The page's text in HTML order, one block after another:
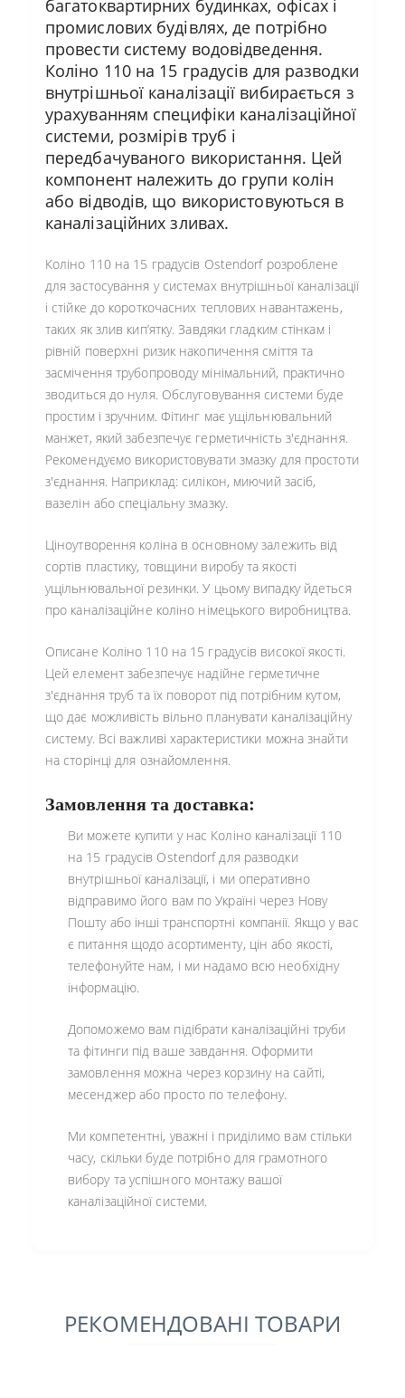
багатоквартирних будинках, офісах і
промислових будівлях, де потрібно
провести систему водовідведення.
Коліно 110 на 15 градусів для разводки
внутрішньої каналізації вибирається з
урахуванням специфіки каналізаційної
системи, розмірів труб і
передбачуваного використання. Цей
компонент належить до групи колін
або відводів, що використовуються в
каналізаційних зливах.
Коліно 110 на 15 градусів Ostendorf розроблене
для застосування у системах внутрішньої каналізації
і стійке до короткочасних теплових навантажень,
таких як злив кип’ятку. Завдяки гладким стінкам і
рівній поверхні ризик накопичення сміття та
засмічення трубопроводу мінімальний, практично
зводиться до нуля. Обслуговування системи буде
простим і зручним. Фітинг має ущільнювальний
манжет, який забезпечує герметичність з'єднання.
Рекомендуємо використовувати змазку для простоти
з'єднання. Наприклад: силікон, миючий засіб,
вазелін або спеціальну змазку.
Ціноутворення коліна в основному залежить від
сортів пластику, товщини виробу та якості
ущільнювальної резинки. У цьому випадку йдеться
про каналізаційне коліно німецького виробництва.
Описане Коліно 110 на 15 градусів високої якості.
Цей елемент забезпечує надійне герметичне
з'єднання труб та їх поворот під потрібним кутом,
що дає можливість вільно планувати каналізаційну
систему. Всі важливі характеристики можна знайти
на сторінці для ознайомлення.
Замовлення та доставка:
Ви можете купити у нас Коліно каналізації 110
на 15 градусів Ostendorf для разводки
внутрішньої каналізації, і ми оперативно
відправимо його вам по Україні через Нову
Пошту або інші транспортні компанії. Якщо у вас
є питання щодо асортименту, цін або якості,
телефонуйте нам, і ми надамо всю необхідну
інформацію.
Допоможемо вам підібрати каналізаційні труби
та фітинги під ваше завдання. Оформити
замовлення можна через корзину на сайті,
месенджер або просто по телефону.
Ми компетентні, уважні і приділимо вам стільки
часу, скільки буде потрібно для грамотного
вибору та успішного монтажу вашої
каналізаційної системи.
РЕКОМЕНДОВАНІ ТОВАРИ